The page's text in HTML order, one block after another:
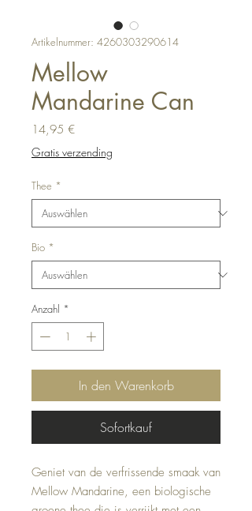
Artikelnummer: 4260303290614
Mellow
Mandarine Can
14,95 €Preis
Gratis verzending
Thee *
Bio *
Anzahl *
In den Warenkorb
Sofortkauf
Geniet van de verfrissende smaak van
Mellow Mandarine, een biologische